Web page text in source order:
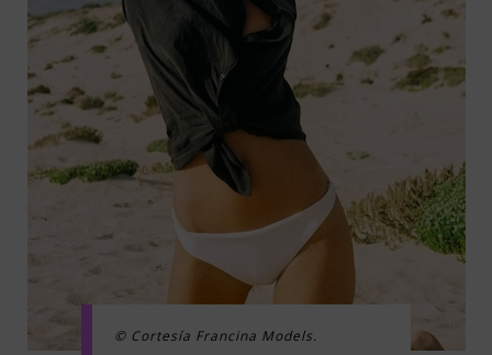
© Cortesía Francina Models.